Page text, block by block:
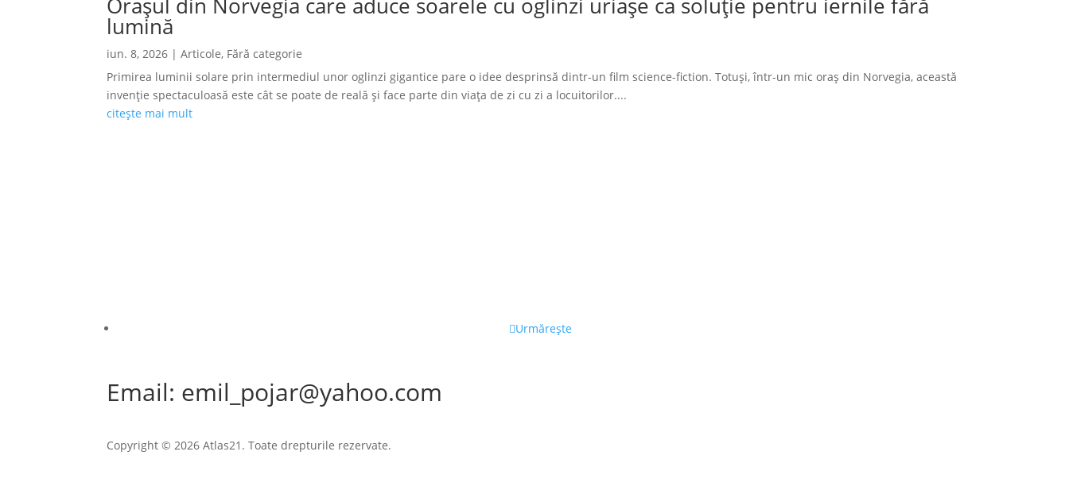
Orașul din Norvegia care aduce soarele cu oglinzi uriașe ca soluție pentru iernile fără
lumină
iun. 8, 2026 |Articole, Fără categorie
Primirea luminii solare prin intermediul unor oglinzi gigantice pare o idee desprinsă dintr-un film science-fiction. Totuși, într-un mic oraș din Norvegia, această
invenție spectaculoasă este cât se poate de reală și face parte din viața de zi cu zi a locuitorilor....
citește mai mult
Urmărește
Email: emil_pojar@yahoo.com
Copyright © 2026 Atlas21. Toate drepturile rezervate.